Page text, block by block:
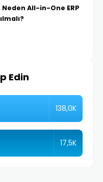
All-in-One ERP
Edin
138,0K
17,5K